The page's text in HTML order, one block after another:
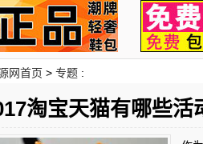
网首页 > 专题 :
淘宝天猫有哪些活